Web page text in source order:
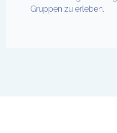
Gruppen zu erleben.